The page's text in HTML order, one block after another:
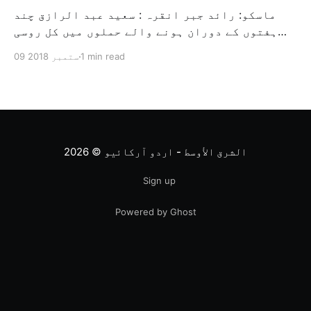
ماسکو: رائد جبر انقرہ : سعید عبد الرازق چند
ہفتوں کے دوران ہونے والے حملوں میں کل روسی
سخت حملہ کیا ہے اور یہ حملہ شمالی شام کے لئے
09 ستمبر 2018 1 min read
الشرق الأوسط - اردو آرکائیو © 2026
Sign up
Powered by Ghost